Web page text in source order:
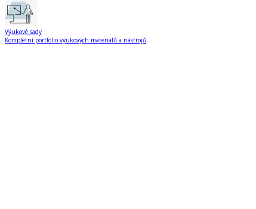
Výukové sady
Kompletní portfolio výukových materiálů a nástrojů